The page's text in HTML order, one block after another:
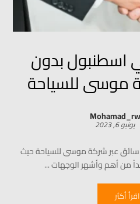
اسطنبول بدون
موسى للسياحة
Mohamad_rw
يونيو 6, 2023
سائق عبر شركة موسى للسياحة حيث
من أهم وأشهر الوجهات ...
اقرأ أكثر